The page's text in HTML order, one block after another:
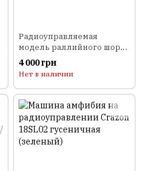
Радиоуправляемая
модель раллийного шорт-
корса 1:18 Himoto Tyronno
E18SC Brushed (белый)
4 000 грн
Нет в наличии